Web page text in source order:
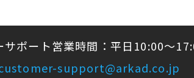
ポート営業時間：平日10:00～
support@arkad.co.jp